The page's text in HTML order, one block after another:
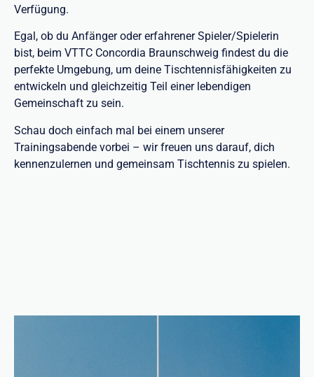
Verfügung.
Egal, ob du Anfänger oder erfahrener Spieler/Spielerin
bist, beim VTTC Concordia Braunschweig findest du die
perfekte Umgebung, um deine Tischtennisfähigkeiten zu
entwickeln und gleichzeitig Teil einer lebendigen
Gemeinschaft zu sein.
Schau doch einfach mal bei einem unserer
Trainingsabende vorbei – wir freuen uns darauf, dich
kennenzulernen und gemeinsam Tischtennis zu spielen.